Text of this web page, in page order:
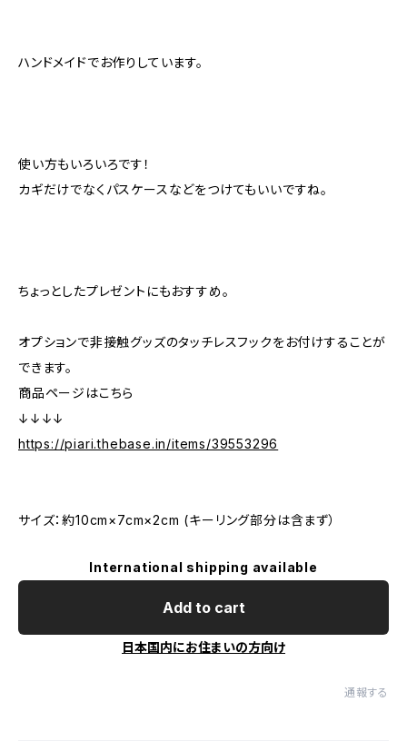
ハンドメイドでお作りしています。
使い方もいろいろです！
カギだけでなくパスケースなどをつけてもいいですね。
ちょっとしたプレゼントにもおすすめ。
オプションで非接触グッズのタッチレスフックをお付けすることが
できます。
商品ページはこちら
↓↓↓↓
https://piari.thebase.in/items/39553296
サイズ：約10cm×7cm×2cm (キーリング部分は含まず）
International shipping available
Add to cart
日本国内にお住まいの方向け
通報する